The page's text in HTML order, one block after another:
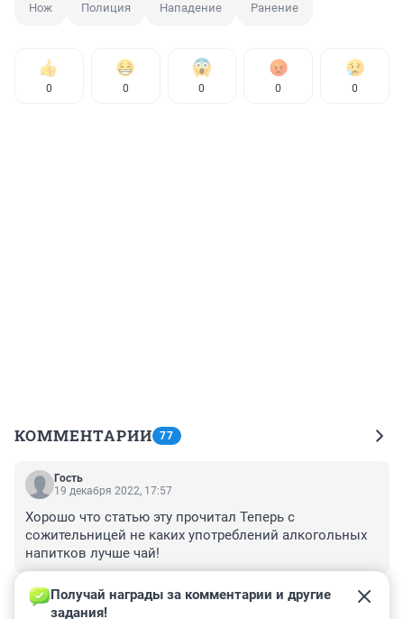
Нож Полиция Нападение Ранение
0 0 0 0 0
КОММЕНТАРИИ 77
Гость
19 декабря 2022, 17:57
Хорошо что статью эту прочитал Теперь с
сожительницей не каких употреблений алкогольных
напитков лучше чай!
–0
Гость
Получай награды за комментарии и другие
задания!